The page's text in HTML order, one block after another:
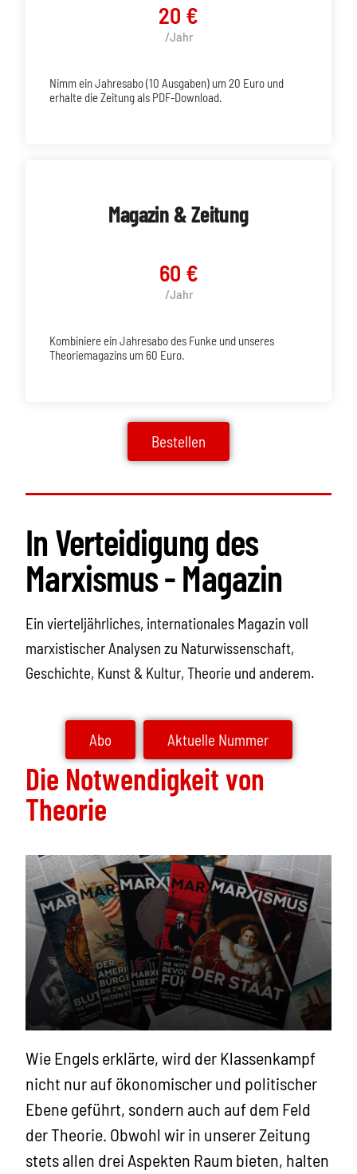
20 €
/Jahr
Nimm ein Jahresabo (10 Ausgaben) um 20 Euro und
erhalte die Zeitung als PDF-Download.
Magazin & Zeitung
60 €
/Jahr
Kombiniere ein Jahresabo des Funke und unseres
Theoriemagazins um 60 Euro.
Bestellen
In Verteidigung des
Marxismus - Magazin
Ein vierteljährliches, internationales Magazin voll
marxistischer Analysen zu Naturwissenschaft,
Geschichte, Kunst & Kultur, Theorie und anderem.
Abo Aktuelle Nummer
Die Notwendigkeit von
Theorie
Wie Engels erklärte, wird der Klassenkampf
nicht nur auf ökonomischer und politischer
Ebene geführt, sondern auch auf dem Feld
der Theorie. Obwohl wir in unserer Zeitung
stets allen drei Aspekten Raum bieten, halten